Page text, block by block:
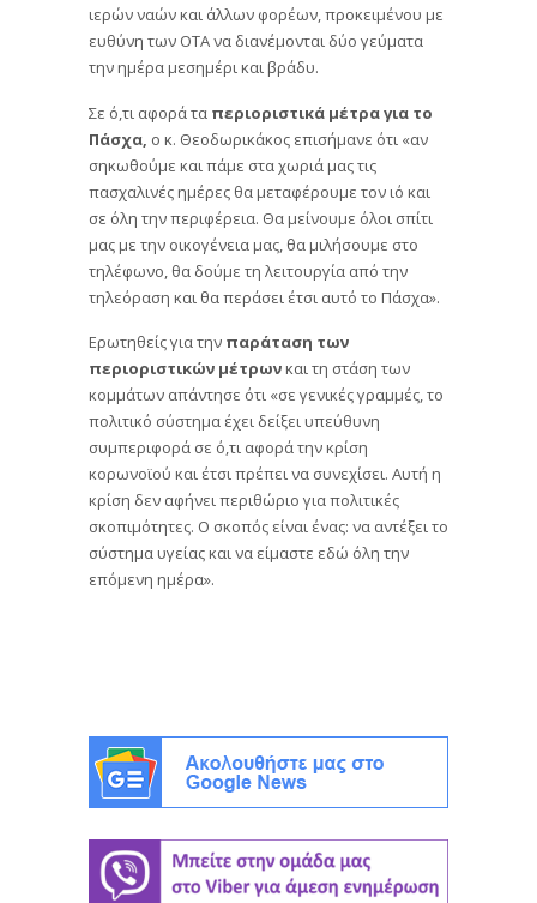
ιερών ναών και άλλων φορέων, προκειμένου με
ευθύνη των ΟΤΑ να διανέμονται δύο γεύματα
την ημέρα μεσημέρι και βράδυ.
Σε ό,τι αφορά τα περιοριστικά μέτρα για το
Πάσχα, ο κ. Θεοδωρικάκος επισήμανε ότι «αν
σηκωθούμε και πάμε στα χωριά μας τις
πασχαλινές ημέρες θα μεταφέρουμε τον ιό και
σε όλη την περιφέρεια. Θα μείνουμε όλοι σπίτι
μας με την οικογένεια μας, θα μιλήσουμε στο
τηλέφωνο, θα δούμε τη λειτουργία από την
τηλεόραση και θα περάσει έτσι αυτό το Πάσχα».
Ερωτηθείς για την παράταση των
περιοριστικών μέτρωνκαι τη στάση των
κομμάτων απάντησε ότι «σε γενικές γραμμές, το
πολιτικό σύστημα έχει δείξει υπεύθυνη
συμπεριφορά σε ό,τι αφορά την κρίση
κορωνοϊού και έτσι πρέπει να συνεχίσει. Αυτή η
κρίση δεν αφήνει περιθώριο για πολιτικές
σκοπιμότητες. Ο σκοπός είναι ένας: να αντέξει το
σύστημα υγείας και να είμαστε εδώ όλη την
επόμενη ημέρα».